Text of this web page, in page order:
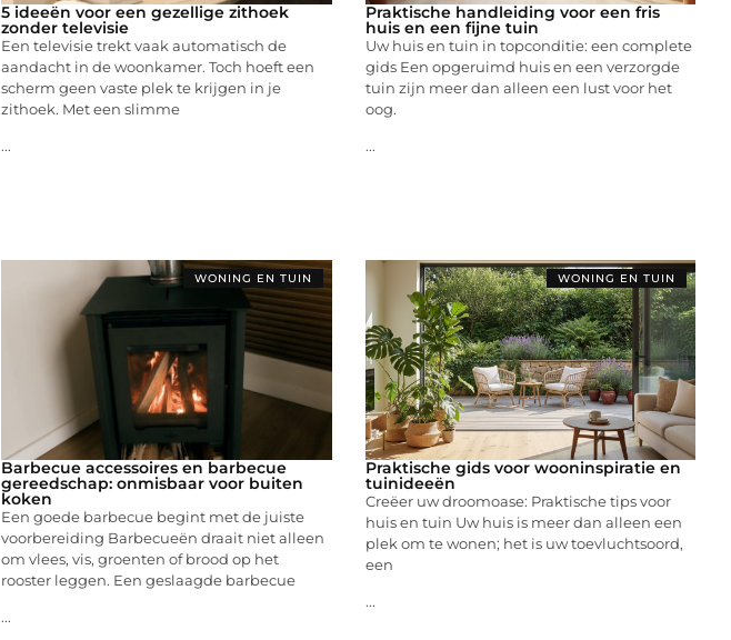
5 ideeën voor een gezellige zithoek
zonder televisie
Een televisie trekt vaak automatisch de
aandacht in de woonkamer. Toch hoeft een
scherm geen vaste plek te krijgen in je
zithoek. Met een slimme
...
Praktische handleiding voor een fris
huis en een fijne tuin
Uw huis en tuin in topconditie: een complete
gids Een opgeruimd huis en een verzorgde
tuin zijn meer dan alleen een lust voor het
oog.
...
WONING EN TUIN
Barbecue accessoires en barbecue
gereedschap: onmisbaar voor buiten
koken
Een goede barbecue begint met de juiste
voorbereiding Barbecueën draait niet alleen
om vlees, vis, groenten of brood op het
rooster leggen. Een geslaagde barbecue
...
WONING EN TUIN
Praktische gids voor wooninspiratie en
tuinideeën
Creëer uw droomoase: Praktische tips voor
huis en tuin Uw huis is meer dan alleen een
plek om te wonen; het is uw toevluchtsoord,
een
...